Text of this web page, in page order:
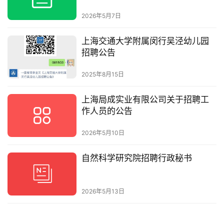
2026年5月7日
上海交通大学附属闵行吴泾幼儿园
招聘公告
2025年8月15日
上海局成实业有限公司关于招聘工
作人员的公告
2026年5月10日
自然科学研究院招聘行政秘书
2026年5月13日